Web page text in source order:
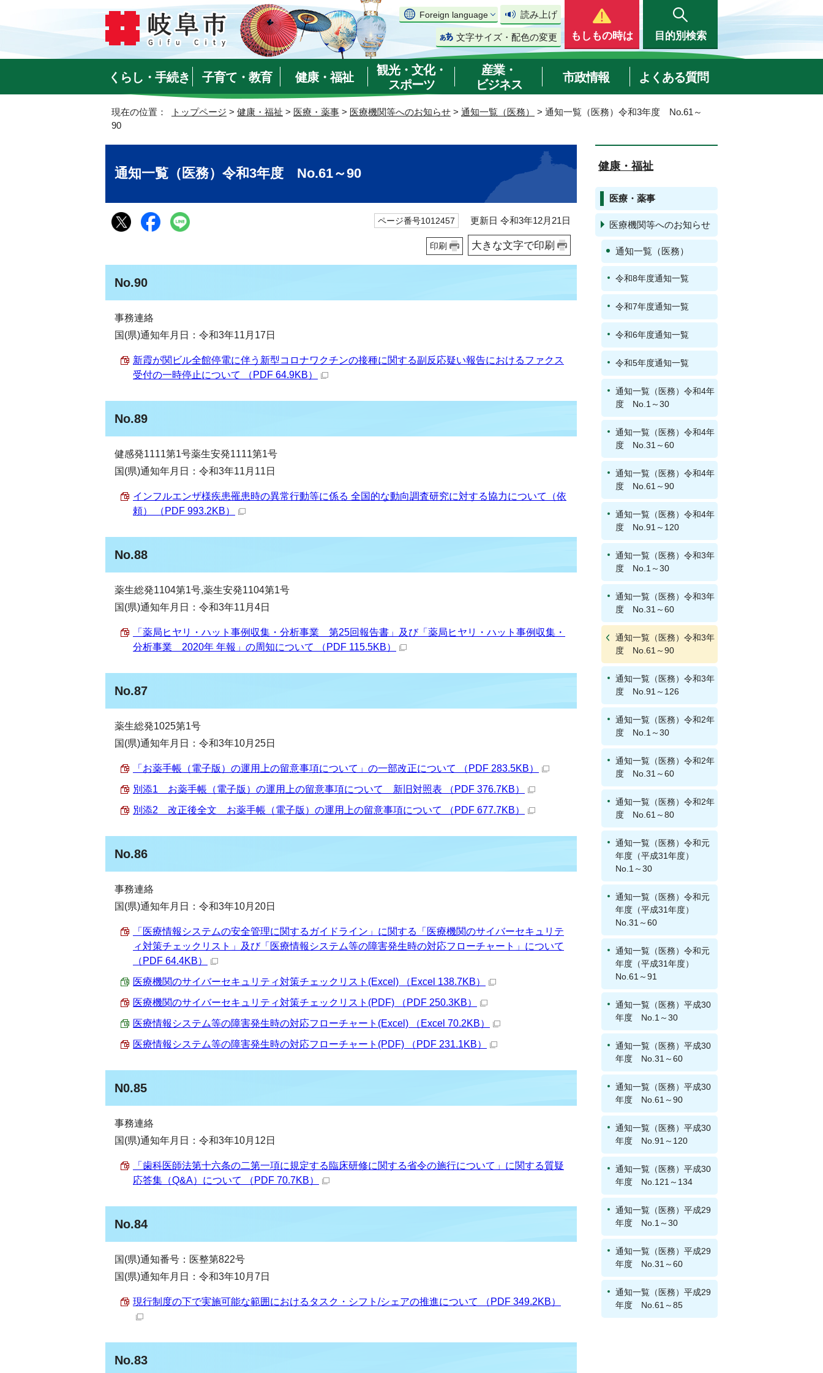
Foreign language 読み上げ
文字サイズ・配色の変更 もしもの時は 目的別検索
くらし・手続き 子育て・教育 健康・福祉
観光・文化・
スポーツ
産業・
ビジネス
市政情報 よくある質問
現在の位置： トップページ > 健康・福祉 > 医療・薬事 > 医療機関等へのお知らせ > 通知一覧（医務）
> 通知一覧（医務）令和3年度 No.61～
90
通知一覧（医務）令和3年度 No.61～90
ページ番号1012457 更新日 令和3年12月21日
印刷 大きな文字で印刷
No.90
事務連絡
国(県)通知年月日：令和3年11月17日
新霞が関ビル全館停電に伴う新型コロナワクチンの接種に関する副反応疑い報告におけるファクス
受付の一時停止について （PDF 64.9KB）
No.89
健感発1111第1号薬生安発1111第1号
国(県)通知年月日：令和3年11月11日
インフルエンザ様疾患罹患時の異常行動等に係る 全国的な動向調査研究に対する協力について（依
頼） （PDF 993.2KB）
No.88
薬生総発1104第1号,薬生安発1104第1号
国(県)通知年月日：令和3年11月4日
「薬局ヒヤリ・ハット事例収集・分析事業 第25回報告書」及び「薬局ヒヤリ・ハット事例収集・
分析事業 2020年 年報」の周知について （PDF 115.5KB）
No.87
薬生総発1025第1号
国(県)通知年月日：令和3年10月25日
「お薬手帳（電子版）の運用上の留意事項について」の一部改正について （PDF 283.5KB）
別添1 お薬手帳（電子版）の運用上の留意事項について 新旧対照表 （PDF 376.7KB）
別添2 改正後全文 お薬手帳（電子版）の運用上の留意事項について （PDF 677.7KB）
No.86
事務連絡
国(県)通知年月日：令和3年10月20日
「医療情報システムの安全管理に関するガイドライン」に関する「医療機関のサイバーセキュリテ
ィ対策チェックリスト」及び「医療情報システム等の障害発生時の対応フローチャート」について
（PDF 64.4KB）
医療機関のサイバーセキュリティ対策チェックリスト(Excel) （Excel 138.7KB）
医療機関のサイバーセキュリティ対策チェックリスト(PDF) （PDF 250.3KB）
医療情報システム等の障害発生時の対応フローチャート(Excel) （Excel 70.2KB）
医療情報システム等の障害発生時の対応フローチャート(PDF) （PDF 231.1KB）
N0.85
事務連絡
国(県)通知年月日：令和3年10月12日
「歯科医師法第十六条の二第一項に規定する臨床研修に関する省令の施行について」に関する質疑
応答集（Q&A）について （PDF 70.7KB）
No.84
国(県)通知番号：医整第822号
国(県)通知年月日：令和3年10月7日
現行制度の下で実施可能な範囲におけるタスク・シフト/シェアの推進について （PDF 349.2KB）
No.83
健康・福祉
医療・薬事
医療機関等へのお知らせ
通知一覧（医務）
令和8年度通知一覧
令和7年度通知一覧
令和6年度通知一覧
令和5年度通知一覧
通知一覧（医務）令和4年
度 No.1～30
通知一覧（医務）令和4年
度 No.31～60
通知一覧（医務）令和4年
度 No.61～90
通知一覧（医務）令和4年
度 No.91～120
通知一覧（医務）令和3年
度 No.1～30
通知一覧（医務）令和3年
度 No.31～60
通知一覧（医務）令和3年
度 No.61～90
通知一覧（医務）令和3年
度 No.91～126
通知一覧（医務）令和2年
度 No.1～30
通知一覧（医務）令和2年
度 No.31～60
通知一覧（医務）令和2年
度 No.61～80
通知一覧（医務）令和元
年度（平成31年度）
No.1～30
通知一覧（医務）令和元
年度（平成31年度）
No.31～60
通知一覧（医務）令和元
年度（平成31年度）
No.61～91
通知一覧（医務）平成30
年度 No.1～30
通知一覧（医務）平成30
年度 No.31～60
通知一覧（医務）平成30
年度 No.61～90
通知一覧（医務）平成30
年度 No.91～120
通知一覧（医務）平成30
年度 No.121～134
通知一覧（医務）平成29
年度 No.1～30
通知一覧（医務）平成29
年度 No.31～60
通知一覧（医務）平成29
年度 No.61～85